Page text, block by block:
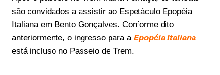
são convidados a assistir ao Espetáculo Epopéia
Italiana em Bento Gonçalves. Conforme dito
anteriormente, o ingresso para a Epopéia Italiana
está incluso no Passeio de Trem.